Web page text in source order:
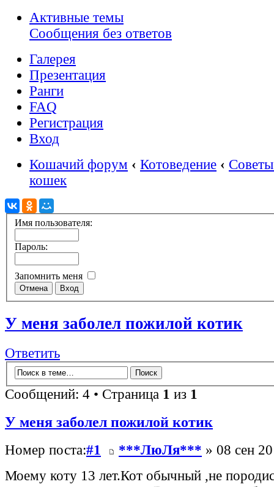
Активные темы
Сообщения без ответов
Галерея
Презентация
Ранги
FAQ
Регистрация
Вход
Кошачий форум ‹ Котоведение ‹
кошек
Имя пользователя:
Пароль:
Запомнить меня
У меня заболел пожилой котик
Ответить
Сообщений: 4 • Страница 1 из 1
У меня заболел пожилой котик
Номер поста:#1 ***ЛюЛя*** » 08 сен
Моему коту 13 лет.Кот обычный ,не